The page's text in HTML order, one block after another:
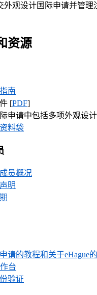
外观设计国际申请并管理
资源
南
[PDF]
申请中包括多项外观设
料袋
员概况
明
请的教程和关于eHague
台
验证